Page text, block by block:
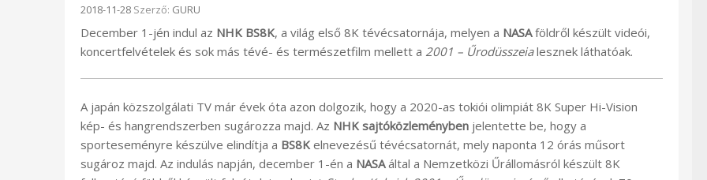
Beküldve:
2018-11-28 Szerző: GURU
December 1-jén indul az NHK BS8K, a világ első 8K tévécsatornája, melyen a NASAföldről készült videói,
koncertfelvételek és sok más tévé- és természetfilm mellett a 2001 – Űrodüsszeialesznek láthatóak.
A japán közszolgálati TV már évek óta azon dolgozik, hogy a 2020-as tokiói olimpiát 8K Super Hi-Vision
kép- és hangrendszerben sugározza majd. Az NHK sajtóközleményben jelentette be, hogy a
sporteseményre készülve elindítja a BS8K elnevezésű tévécsatornát, mely naponta 12 órás műsort
sugároz majd. Az indulás napján, december 1-én a NASAáltal a Nemzetközi Űrállomásról készült 8K